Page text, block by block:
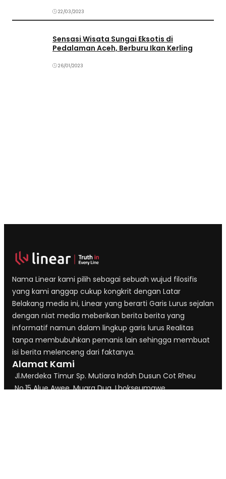
22/03/2023
Sensasi Wisata Sungai Eksotis di
Pedalaman Aceh, Berburu Ikan Kerling
26/01/2023
Nama Linear kami pilih sebagai sebuah wujud filosifis
yang kami anggap cukup kongkrit dengan Latar
Belakang media ini, Linear yang berarti Garis Lurus sejalan
dengan niat media meberikan berita berita yang
informatif namun dalam lingkup garis lurus Realitas
tanpa membubuhkan pemanis lain sehingga membuat
isi berita melenceng dari faktanya.
Alamat Kami
Jl.Merdeka Timur Sp. Mutiara Indah Dusun Cot Rheu
No.15 Alue Awee, Muara Dua, Lhokseumawe